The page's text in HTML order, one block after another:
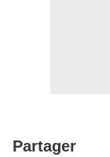
Partager